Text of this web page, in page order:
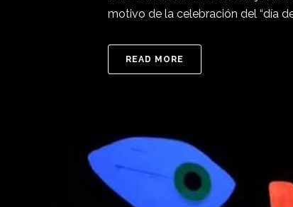
motivo de la celebración del “día
READ MORE